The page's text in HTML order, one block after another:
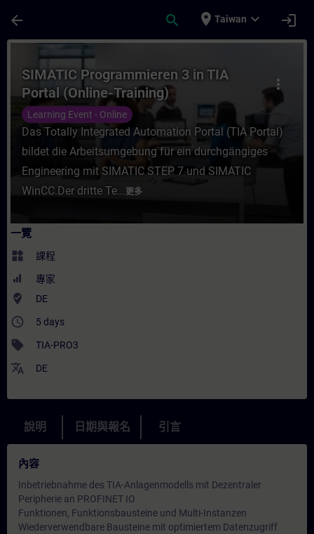
arrow_back search place Taiwan expand_more login
課程 - SIMATIC Programmieren 3 in TIA
more_vert
SIMATIC Programmieren 3 in TIA
Portal (Online-Training)
Learning Event - Online
Das Totally Integrated Automation Portal (TIA Portal)
bildet die Arbeitsumgebung für ein durchgängiges
Engineering mit SIMATIC STEP 7 und SIMATIC
WinCC.Der dritte Te...更多
一覽
widgets 課程
專家
where_to_vote DE
access_time 5 days
sell TIA-PRO3
translate DE
說明 日期與報名 引言
內容
Inbetriebnahme des TIA-Anlagenmodells mit Dezentraler
Peripherie an PROFINET IO
Funktionen, Funktionsbausteine und Multi-Instanzen
Wiederverwendbare Bausteine mit optimiertem Datenzugriff